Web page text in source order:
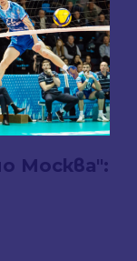
Москва":